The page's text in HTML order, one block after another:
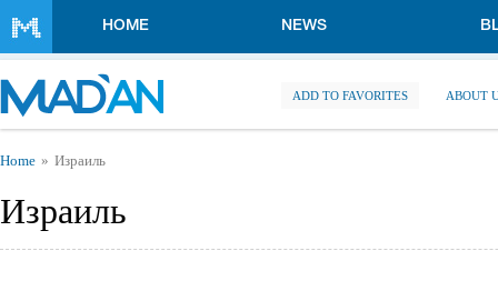
HOME NEWS
ADD TO FAVORITES ABOUT
You are here
Home Израиль
Израиль